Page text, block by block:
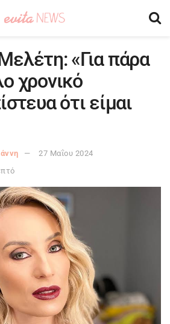
«Για πάρα
χρονικό
ότι είμαι
27 Μαΐου 2024